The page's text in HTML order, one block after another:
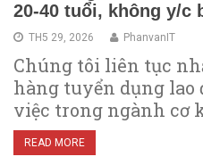
20-40 tuổi, không y/c
TH5 29, 2026 PhanvanIT
Chúng tôi liên tục
hàng tuyển dụng lao
việc trong ngành cơ
READ MORE